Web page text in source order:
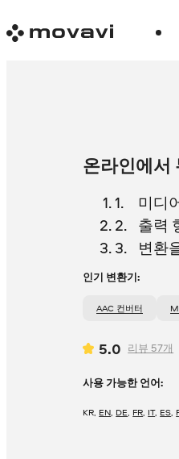
온라인에서
미디
출력
변환
인기 변환기:
AAC 컨버터
5.0 리뷰 57개
사용 가능한 언어:
KR, EN, DE, FR, IT, ES,